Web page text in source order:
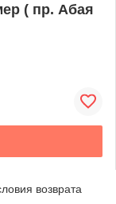
( пр. Абая
возврата